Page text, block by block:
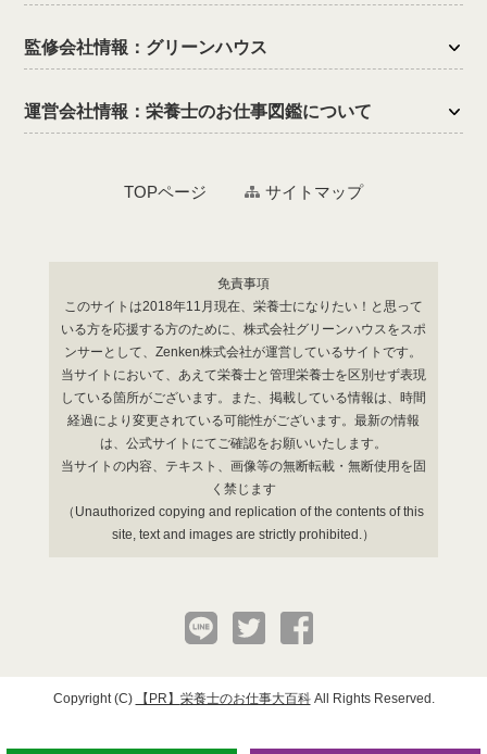
監修会社情報：グリーンハウス
運営会社情報：栄養士のお仕事図鑑について
TOPページ サイトマップ
免責事項
このサイトは2018年11月現在、栄養士になりたい！と思って
いる方を応援する方のために、株式会社グリーンハウスをスポ
ンサーとして、Zenken株式会社が運営しているサイトです。
当サイトにおいて、あえて栄養士と管理栄養士を区別せず表現
している箇所がございます。また、掲載している情報は、時間
経過により変更されている可能性がございます。最新の情報
は、公式サイトにてご確認をお願いいたします。
当サイトの内容、テキスト、画像等の無断転載・無断使用を固
く禁じます
（Unauthorized copying and replication of the contents of this
site, text and images are strictly prohibited.）
Copyright (C) 栄養士のお仕事大百科All Rights Reserved.